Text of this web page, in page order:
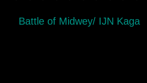
Battle of Midwey/ IJN Kaga